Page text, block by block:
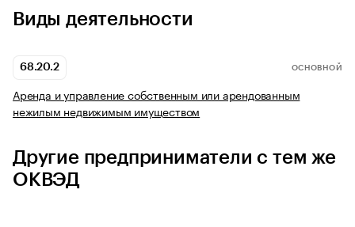
Виды деятельности
68.20.2 ОСНОВНОЙ
Аренда и управление собственным или арендованным
нежилым недвижимым имуществом
Другие предприниматели с тем же
ОКВЭД